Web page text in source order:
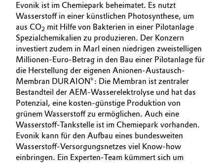
Evonik ist im Chemiepark beheimatet. Es nutzt
Wasserstoff in einer künstlichen Photosynthese, um
aus CO2 mit Hilfe von Bakterien in einer Pilotanlage
Spezialchemikalien zu produzieren. Der Konzern
investiert zudem in Marl einen niedrigen zweistelligen
Millionen-Euro-Betrag in den Bau einer Pilotanlage für
die Herstellung der eigenen Anionen-Austausch-
Membran DURAION®: Die Membran ist zentraler
Bestandteil der AEM-Wasserelektrolyse und hat das
Potenzial, eine kosten-günstige Produktion von
grünem Wasserstoff zu ermöglichen. Auch eine
Wasserstoff-Tankstelle ist im Chemiepark vorhanden.
Evonik kann für den Aufbau eines bundesweiten
Wasserstoff-Versorgungsnetzes viel Know-how
einbringen. Ein Experten-Team kümmert sich um